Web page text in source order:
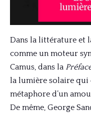
Dans la littérature et
comme un moteur
Camus, dans la
la lumière solaire qui
métaphore d’un
De même, George